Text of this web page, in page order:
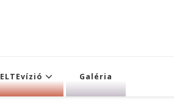
ELTEvízió Galéria